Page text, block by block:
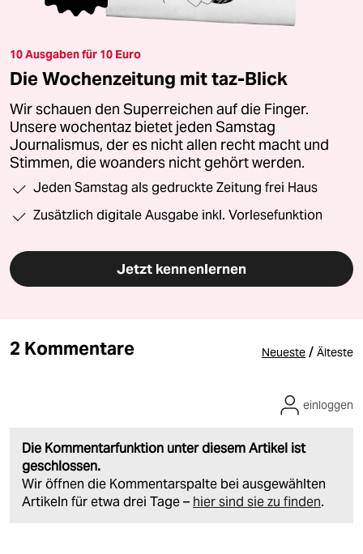
10 Ausgaben für 10 Euro
Die Wochenzeitung mit taz-Blick
Wir schauen den Superreichen auf die Finger.
Unsere wochentaz bietet jeden Samstag
Journalismus, der es nicht allen recht macht und
Stimmen, die woanders nicht gehört werden.
Jeden Samstag als gedruckte Zeitung frei Haus
Zusätzlich digitale Ausgabe inkl. Vorlesefunktion
Jetzt kennenlernen
2 Kommentare Neueste / Älteste
Die Kommentarfunktion unter diesem Artikel ist
geschlossen.
Wir öffnen die Kommentarspalte bei ausgewählten
Artikeln für etwa drei Tage – hier sind sie zu finden.
einloggen